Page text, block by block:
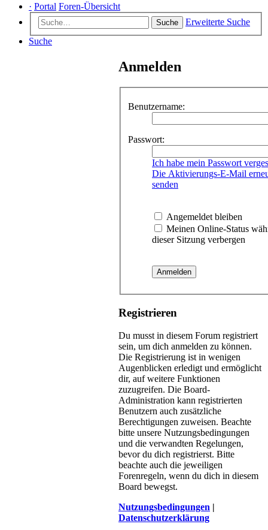
· Portal Foren-Übersicht
Suche
Erweiterte Suche
Suche
Anmelden
Benutzername:
Passwort:
Ich habe mein Passwort
Die Aktivierungs-E-Mail
senden
Angemeldet bleiben
Meinen Online-Status
dieser Sitzung verbergen
Registrieren
Du musst in diesem Forum registriert
sein, um dich anmelden zu können.
Die Registrierung ist in wenigen
Augenblicken erledigt und ermöglicht
dir, auf weitere Funktionen
zuzugreifen. Die Board-
Administration kann registrierten
Benutzern auch zusätzliche
Berechtigungen zuweisen. Beachte
bitte unsere Nutzungsbedingungen
und die verwandten Regelungen,
bevor du dich registrierst. Bitte
beachte auch die jeweiligen
Forenregeln, wenn du dich in diesem
Board bewegst.
Nutzungsbedingungen |
Datenschutzerklärung